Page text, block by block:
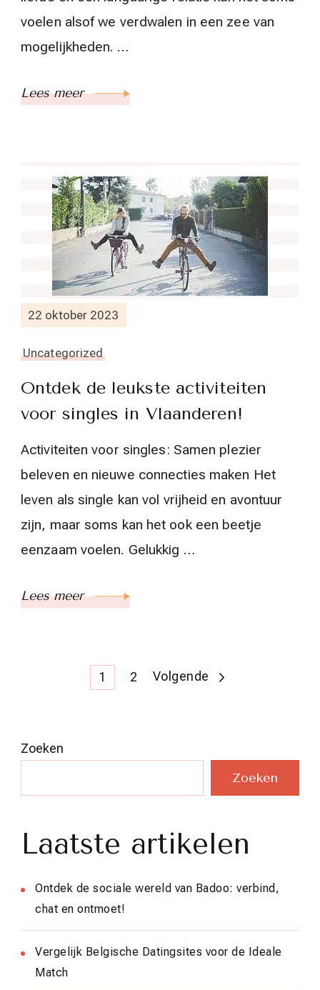
voelen alsof we verdwalen in een zee van
mogelijkheden. …
Lees meer
22 oktober 2023
Uncategorized
Ontdek de leukste activiteiten
voor singles in Vlaanderen!
Activiteiten voor singles: Samen plezier
beleven en nieuwe connecties maken Het
leven als single kan vol vrijheid en avontuur
zijn, maar soms kan het ook een beetje
eenzaam voelen. Gelukkig …
Lees meer
Berichten
Pagina
1 Pagina
2 Volgende
Zoeken
Zoeken
Laatste artikelen
Ontdek de sociale wereld van Badoo: verbind,
chat en ontmoet!
Vergelijk Belgische Datingsites voor de Ideale
Match